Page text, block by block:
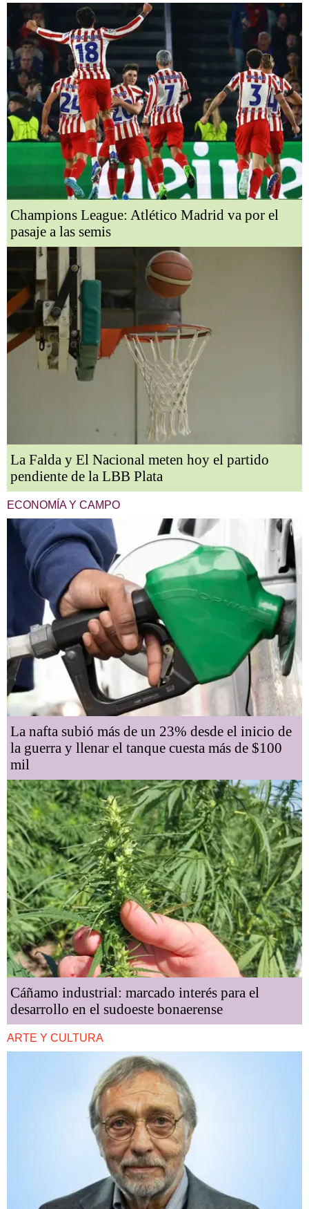
Champions League: Atlético Madrid va por el
pasaje a las semis
La Falda y El Nacional meten hoy el partido
pendiente de la LBB Plata
ECONOMÍA Y CAMPO
La nafta subió más de un 23% desde el inicio de
la guerra y llenar el tanque cuesta más de $100
mil
Cáñamo industrial: marcado interés para el
desarrollo en el sudoeste bonaerense
ARTE Y CULTURA